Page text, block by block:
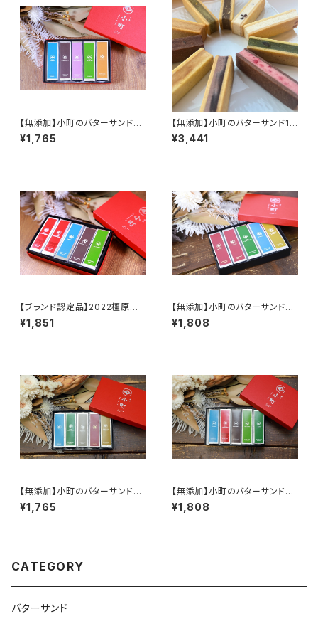
【無添加】小町のバターサンド
『人気セット』
¥1,765
【無添加】小町のバターサンド10
個入り
¥3,441
【ブランド認定品】2022橿原ブラ
ンド「万葉×橿原コレクション」
『認定品セット』
¥1,851
【無添加】小町のバターサンド5
個入り『和２』
¥1,808
【無添加】小町のバターサンド5
個入り『和』
¥1,765
【無添加】小町のバターサンド5
個入りA
¥1,808
CATEGORY
バターサンド